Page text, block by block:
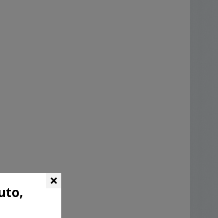
×